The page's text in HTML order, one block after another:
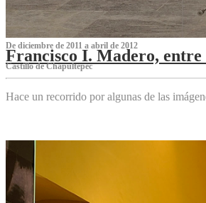
De diciembre de 2011 a abril de 2012
Francisco I. Madero, entre
Castillo de Chapultepec
Hace un recorrido por algunas de las